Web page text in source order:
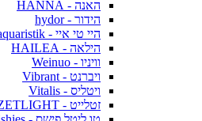
האנה - HANNA
הידור - hydor
היי טי איי - ATI aquaristik
הילאה - HAILEA
וויניו - Weinuo
ויברנט - Vibrant
ויטליס - Vitalis
זטלייט - ZETLIGHT